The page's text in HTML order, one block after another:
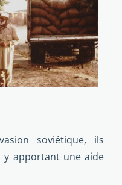
soviétique, ils
y apportant une aide